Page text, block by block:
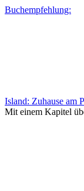
Buchempfehlung:
Island: Zuhause am
Mit einem Kapitel